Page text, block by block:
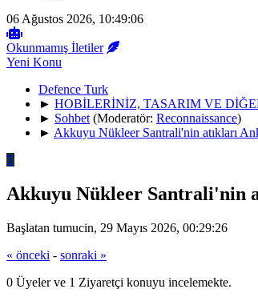
06 Ağustos 2026, 10:49:06
Okunmamış İletiler
Yeni Konu
Defence Turk
► HOBİLERİNİZ, TASARIM VE
► Sohbet (Moderatör: Reconnaissance)
► Akkuyu Nükleer Santrali'nin atıkları
T
Akkuyu Nükleer Santrali'nin
Başlatan tumucin, 29 Mayıs 2026, 00:29:26
« önceki - sonraki »
0 Üyeler ve 1 Ziyaretçi konuyu incelemekte.